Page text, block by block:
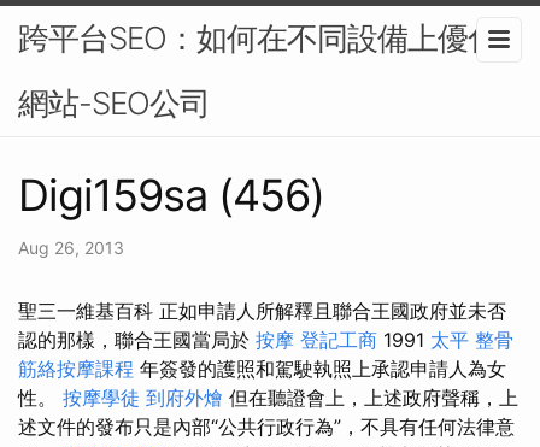
跨平台SEO：如何在不同設備上優化
網站-SEO公司
Digi159sa (456)
Aug 26, 2013
聖三一維基百科 正如申請人所解釋且聯合王國政府並未否
認的那樣，聯合王國當局於 按摩 登記工商 1991 太平 整骨
筋絡按摩課程 年簽發的護照和駕駛執照上承認申請人為女
性。 按摩學徒 到府外燴 但在聽證會上，上述政府聲稱，上
述文件的發布只是內部“公共行政行為”，不具有任何法律意